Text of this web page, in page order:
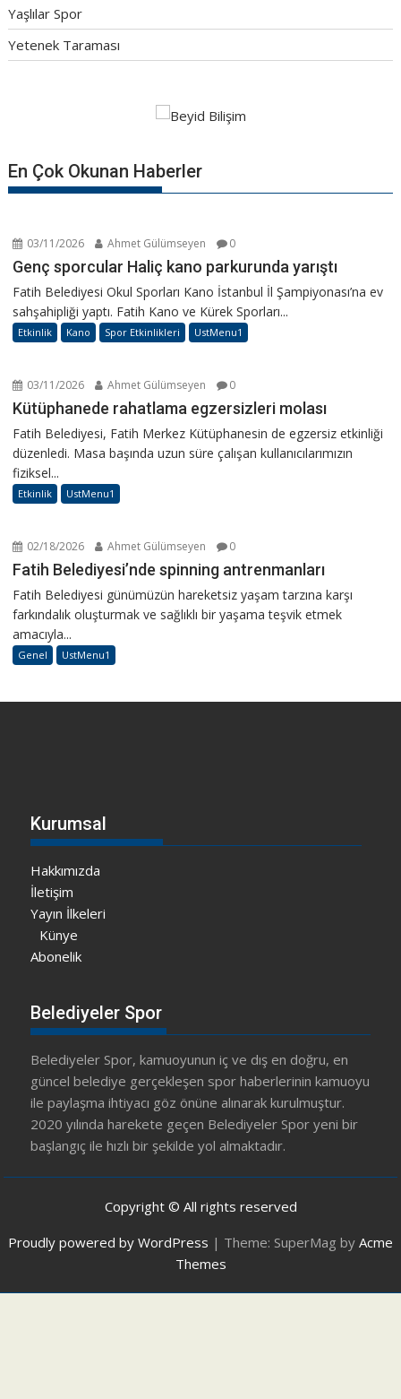
Yaşlılar Spor
Yetenek Taraması
En Çok Okunan Haberler
03/11/2026 Ahmet Gülümseyen 0
Genç sporcular Haliç kano parkurunda yarıştı
Fatih Belediyesi Okul Sporları Kano İstanbul İl Şampiyonası’na ev
sahşahipliği yaptı. Fatih Kano ve Kürek Sporları...
Etkinlik Kano Spor Etkinlikleri UstMenu1
03/11/2026 Ahmet Gülümseyen 0
Kütüphanede rahatlama egzersizleri molası
Fatih Belediyesi, Fatih Merkez Kütüphanesin de egzersiz etkinliği
düzenledi. Masa başında uzun süre çalışan kullanıcılarımızın
fiziksel...
Etkinlik UstMenu1
02/18/2026 Ahmet Gülümseyen 0
Fatih Belediyesi’nde spinning antrenmanları
Fatih Belediyesi günümüzün hareketsiz yaşam tarzına karşı
farkındalık oluşturmak ve sağlıklı bir yaşama teşvik etmek
amacıyla...
Genel UstMenu1
Kurumsal
Hakkımızda
İletişim
Yayın İlkeleri
Künye
Abonelik
Belediyeler Spor
Belediyeler Spor, kamuoyunun iç ve dış en doğru, en
güncel belediye gerçekleşen spor haberlerinin kamuoyu
ile paylaşma ihtiyacı göz önüne alınarak kurulmuştur.
2020 yılında harekete geçen Belediyeler Spor yeni bir
başlangıç ile hızlı bir şekilde yol almaktadır.
Copyright © All rights reserved
Proudly powered by WordPress | Theme: SuperMag by Acme
Themes